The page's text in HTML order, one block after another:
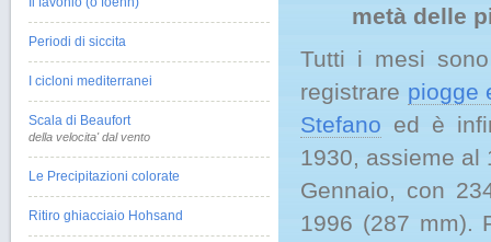
metà delle
Tutti i mesi
registrare piogge
Stefano ed è
1930, assieme al
Gennaio, con
1996 (287 mm).
Periodi di siccita
I cicloni mediterranei
Scala di Beaufort
della velocita' dal vento
Le Precipitazioni colorate
Ritiro ghiacciaio Hohsand